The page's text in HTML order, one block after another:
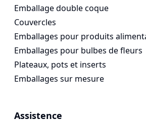
Emballage double coque
Couvercles
Emballages pour produits
Emballages pour bulbes de fleurs
Plateaux, pots et inserts
Emballages sur mesure
Assistence